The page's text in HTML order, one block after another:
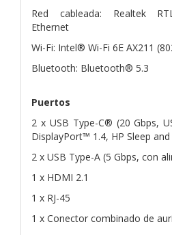
Red cableada: Realtek
Ethernet
Wi-Fi: Intel® Wi-Fi 6E AX211
Bluetooth: Bluetooth® 5.3
Puertos
2 x USB Type-C® (20 Gbps,
DisplayPort™ 1.4, HP Sleep and
2 x USB Type-A (5 Gbps, con
1 x HDMI 2.1
1 x RJ-45
1 x Conector combinado de